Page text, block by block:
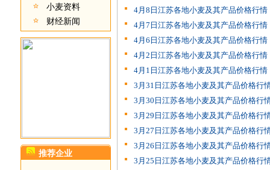
小麦资料
财经新闻
推荐企业
4月8日江苏各地小麦及其产品价格行情
4月7日江苏各地小麦及其产品价格行情
4月6日江苏各地小麦及其产品价格行情
4月2日江苏各地小麦及其产品价格行情
4月1日江苏各地小麦及其产品价格行情
3月31日江苏各地小麦及其产品价格行
3月30日江苏各地小麦及其产品价格行
3月29日江苏各地小麦及其产品价格行
3月27日江苏各地小麦及其产品价格行
3月26日江苏各地小麦及其产品价格行
3月25日江苏各地小麦及其产品价格行